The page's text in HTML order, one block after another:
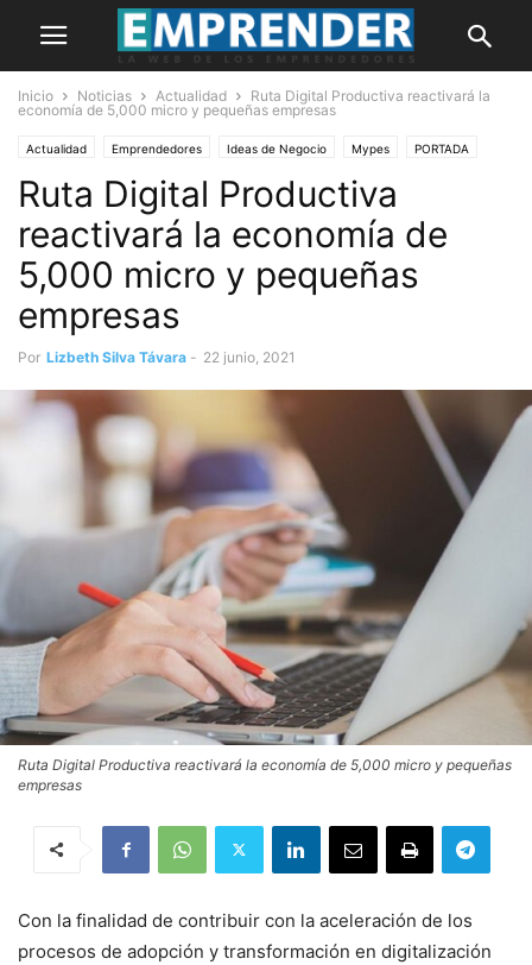
Inicio Noticias Actualidad
Ruta Digital Productiva reactivará la
economía de 5,000 micro y pequeñas empresas
Actualidad Emprendedores Ideas de Negocio Mypes PORTADA
Ruta Digital Productiva
reactivará la economía de
5,000 micro y pequeñas
empresas
Por Lizbeth Silva Távara - 22 junio, 2021
Ruta Digital Productiva reactivará la economía de 5,000 micro y pequeñas
empresas
Con la finalidad de contribuir con la aceleración de los
procesos de adopción y transformación en digitalización